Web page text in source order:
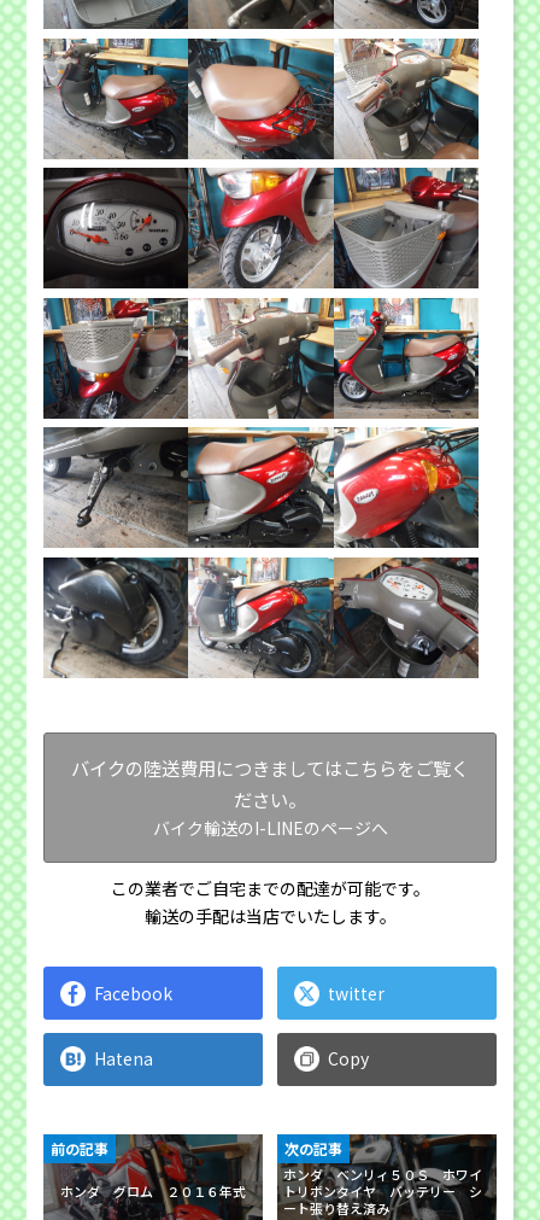
バイクの陸送費用につきましてはこちらをご覧く
ださい。
バイク輸送のI-LINEのページへ
この業者でご自宅までの配達が可能です。
輸送の手配は当店でいたします。
Facebook twitter
Hatena Copy
ホンダ グロム ２０１６年式
前の記事
ホンダ ベンリィ５０Ｓ ホワイ
トリボンタイヤ バッテリー シ
ート張り替え済み
次の記事